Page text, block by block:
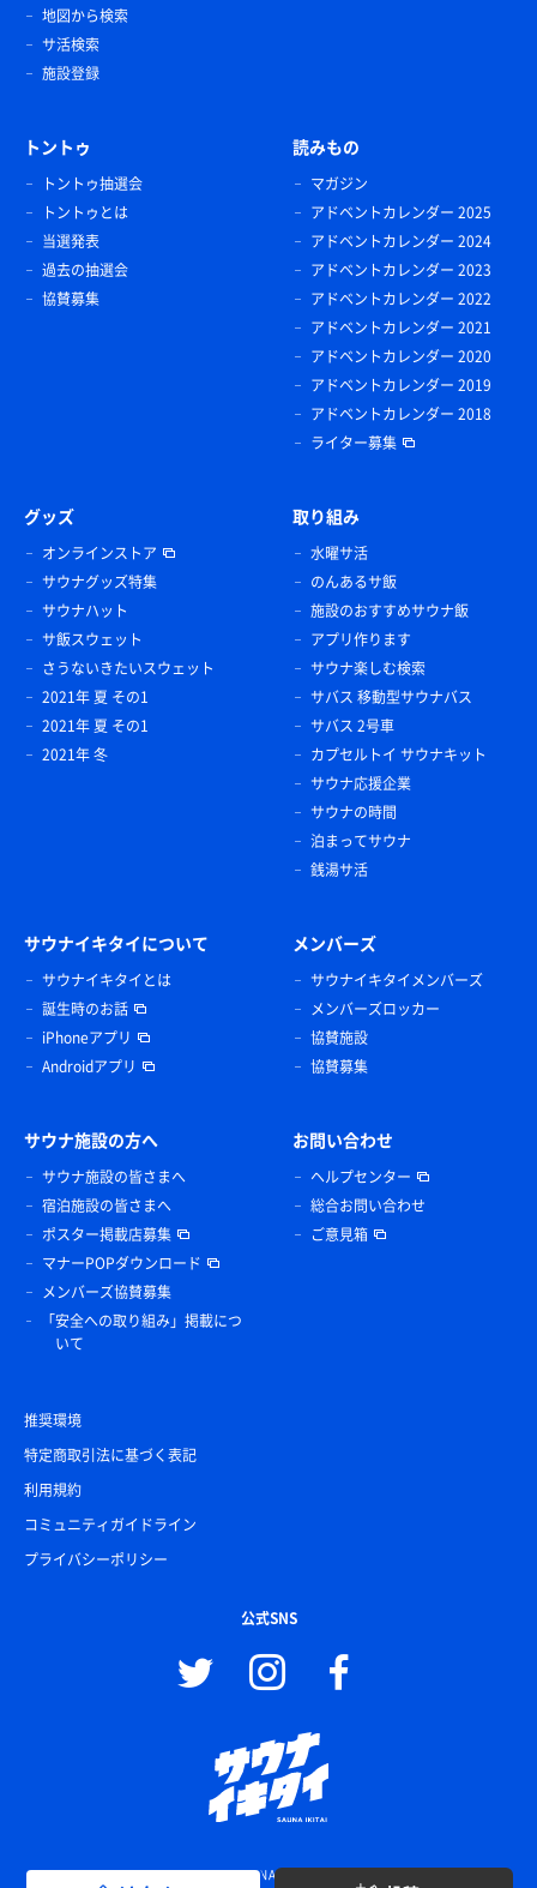
地図から検索
サ活検索
施設登録
トントゥ
トントゥ抽選会
トントゥとは
当選発表
過去の抽選会
協賛募集
読みもの
マガジン
アドベントカレンダー 2025
アドベントカレンダー 2024
アドベントカレンダー 2023
アドベントカレンダー 2022
アドベントカレンダー 2021
アドベントカレンダー 2020
アドベントカレンダー 2019
アドベントカレンダー 2018
ライター募集
グッズ
オンラインストア
サウナグッズ特集
サウナハット
サ飯スウェット
さうないきたいスウェット
2021年 夏 その1
2021年 夏 その1
2021年 冬
取り組み
水曜サ活
のんあるサ飯
施設のおすすめサウナ飯
アプリ作ります
サウナ楽しむ検索
サバス 移動型サウナバス
サバス 2号車
カプセルトイ サウナキット
サウナ応援企業
サウナの時間
泊まってサウナ
銭湯サ活
サウナイキタイについて
サウナイキタイとは
誕生時のお話
iPhoneアプリ
Androidアプリ
メンバーズ
サウナイキタイメンバーズ
メンバーズロッカー
協賛施設
協賛募集
サウナ施設の方へ
サウナ施設の皆さまへ
宿泊施設の皆さまへ
ポスター掲載店募集
マナーPOPダウンロード
メンバーズ協賛募集
「安全への取り組み」掲載につ
いて
お問い合わせ
ヘルプセンター
総合お問い合わせ
ご意見箱
推奨環境
特定商取引法に基づく表記
利用規約
コミュニティガイドライン
プライバシーポリシー
公式SNS
© SAUNA IKITAI